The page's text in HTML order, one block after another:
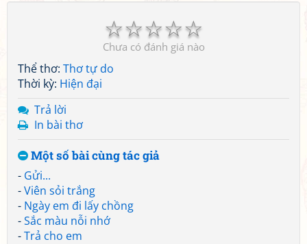
☆
☆
☆
☆
☆
Chưa có đánh giá nào
Thể thơ: Thơ tự do
Thời kỳ: Hiện đại
Trả lời
In bài thơ
Một số bài cùng tác giả
- Gửi...
-Viên sỏi trắng
- Ngày em đi lấy chồng
-Sắc màu nỗi nhớ
-Trả cho em